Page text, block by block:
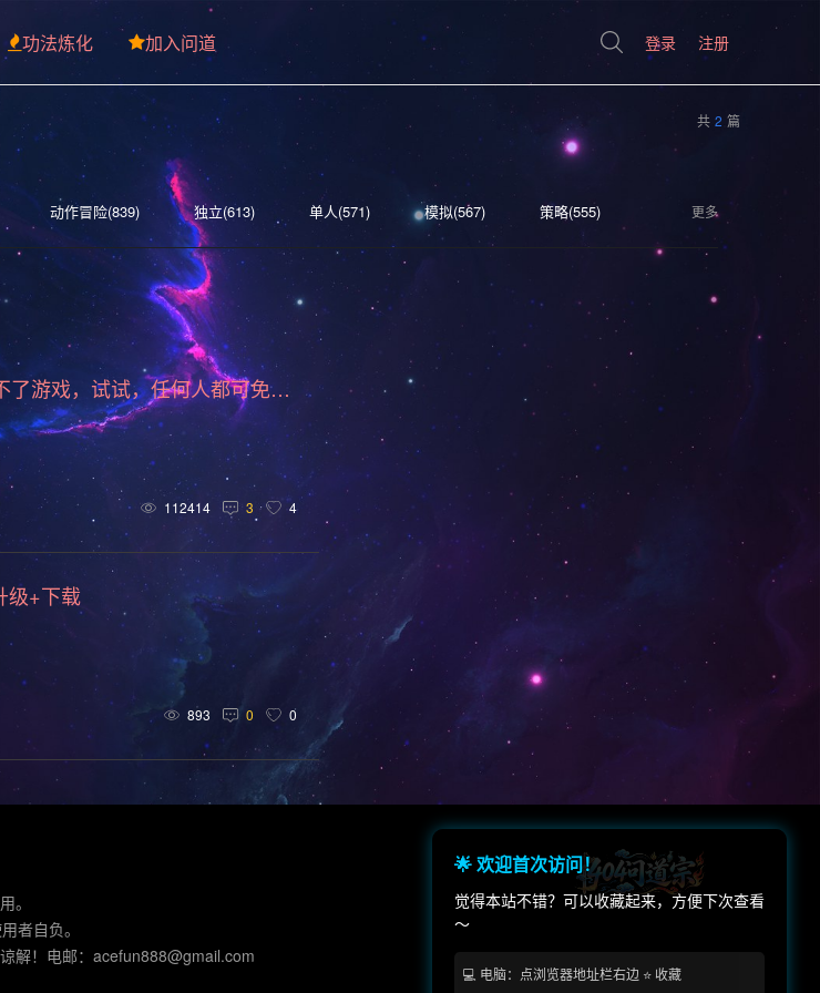
功法炼化 加入问道 登录 注册
共 2 篇
动作冒险(839) 独立(613) 单人(571) 模拟(567) 策略(555)
剧情丰富(441) 动漫(407) 生存(395)
建造(328) 恐怖(306) 科幻(297) 模拟经营(282)
中世纪(249) 2D(242) 可爱(234) 轻度 Rogue(224)
太空(194) 血腥(184) 解谜冒险(177)
选择取向(161) 冒险(158) 视觉小说(156)
第三人称(147) 益智休闲(137) 体育运动(130) 僵尸(129)
格斗对打(118) 制作(115) 类 Rogue(114) 时空旅行(114)
第一人称视角(105) 困难(105) 像素图形(104) 指向点击(104)
复古(95) 基地建设(95) 动作类 Rogue(93)
类银河战士恶魔城(81) 放松(78)
战争(72) 潜行(70) 二战(69) 音乐(69)
第三人称射击(65) 阖家(61) 手绘(59)
资源管理(49)
农场模拟(45)
更多
标准版游戏系统，玩游戏卡，玩不了游戏，试试，任何人都可免费下载安装
112414 3 4
级+下载
893 0 0
。
者自负。
解！电邮：acefun888@gmail.com
🌟 欢迎首次访问！
觉得本站不错？可以收藏起来，方便下次查看
～
💻 电脑：点浏览器地址栏右边 ⭐ 收藏